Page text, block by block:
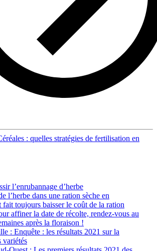
: quelles stratégies de fertilisation en
l’enrubannage d’herbe
l’herbe dans une ration sèche en
fait toujours baisser le coût de la ration
affiner la date de récolte, rendez-vous au
après la floraison !
: Enquête : les résultats 2021 sur la
variétés